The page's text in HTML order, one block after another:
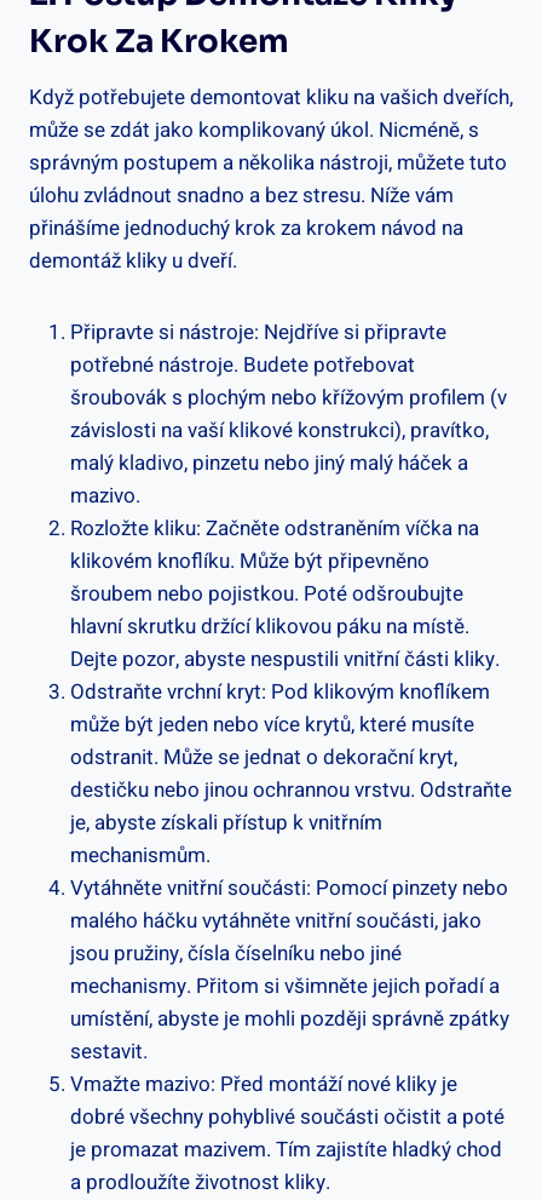
Krok Za Krokem
Když potřebujete demontovat kliku na vašich dveřích,
může se zdát jako komplikovaný úkol. Nicméně, s
správným postupem a několika nástroji, můžete tuto
úlohu zvládnout snadno a bez stresu. Níže vám
přinášíme jednoduchý krok za krokem návod na
demontáž kliky u dveří.
Připravte si nástroje: Nejdříve si připravte
potřebné nástroje. Budete potřebovat
šroubovák s plochým nebo křížovým profilem (v
závislosti na vaší klikové konstrukci), pravítko,
malý kladivo, pinzetu nebo jiný malý háček a
mazivo.
Rozložte kliku: Začněte odstraněním víčka na
klikovém knoflíku. Může být připevněno
šroubem nebo pojistkou. Poté odšroubujte
hlavní skrutku držící klikovou páku na místě.
Dejte pozor, abyste nespustili vnitřní části kliky.
Odstraňte vrchní kryt: Pod klikovým knoflíkem
může být jeden nebo více krytů, které musíte
odstranit. Může se jednat o dekorační kryt,
destičku nebo jinou ochrannou vrstvu. Odstraňte
je, abyste získali přístup k vnitřním
mechanismům.
Vytáhněte vnitřní součásti: Pomocí pinzety nebo
malého háčku vytáhněte vnitřní součásti, jako
jsou pružiny, čísla číselníku nebo jiné
mechanismy. Přitom si všimněte jejich pořadí a
umístění, abyste je mohli později správně zpátky
sestavit.
Vmažte mazivo: Před montáží nové kliky je
dobré všechny pohyblivé součásti očistit a poté
je promazat mazivem. Tím zajistíte hladký chod
a prodloužíte životnost kliky.